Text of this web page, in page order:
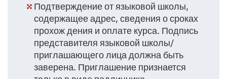
Подтверждение от языковой школы,
содержащее адрес, сведения о сроках
прохож дения и оплате курса. Подпись
представителя языковой школы/
приглашающего лица должна быть
заверена. Приглашение признается